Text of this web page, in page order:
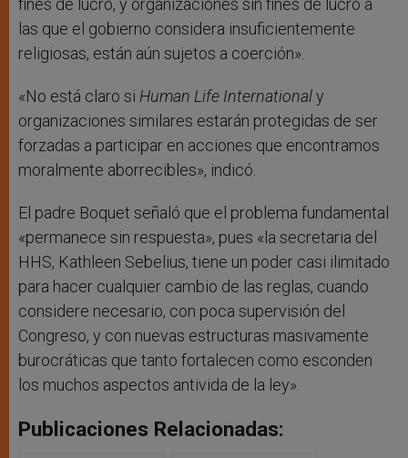
fines de lucro, y organizaciones sin fines de lucro a
las que el gobierno considera insuficientemente
religiosas, están aún sujetos a coerción».
«No está claro si Human Life Internationaly
organizaciones similares estarán protegidas de ser
forzadas a participar en acciones que encontramos
moralmente aborrecibles», indicó.
El padre Boquet señaló que el problema fundamental
«permanece sin respuesta», pues «la secretaria del
HHS, Kathleen Sebelius, tiene un poder casi ilimitado
para hacer cualquier cambio de las reglas, cuando
considere necesario, con poca supervisión del
Congreso, y con nuevas estructuras masivamente
burocráticas que tanto fortalecen como esconden
los muchos aspectos antivida de la ley».
Publicaciones Relacionadas: